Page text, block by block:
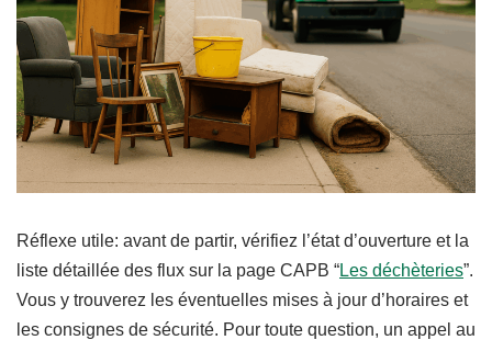
Réflexe utile: avant de partir, vérifiez l’état d’ouverture et la
liste détaillée des flux sur la page CAPB “Les déchèteries”.
Vous y trouverez les éventuelles mises à jour d’horaires et
les consignes de sécurité. Pour toute question, un appel au